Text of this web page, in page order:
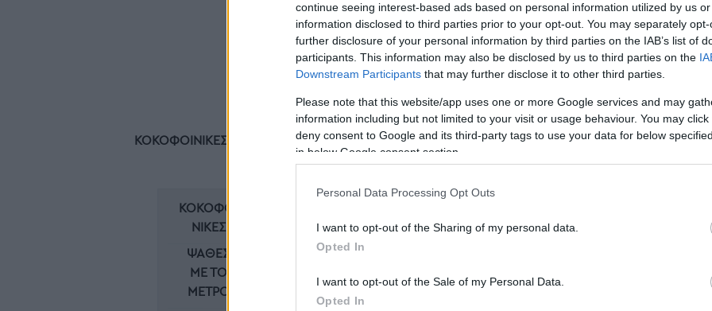
continue seeing interest-based ads based on personal information utilized by us
information disclosed to third parties prior to your opt-out. You may separately
further disclosure of your personal information by third parties on the IAB’s list of
participants. This information may also be disclosed by us to third parties on the
Downstream Participants that may further disclose it to other third parties.
Please note that this website/app uses one or more Google services and may
information including but not limited to your visit or usage behaviour. You may
deny consent to Google and its third-party tags to use your data for below
in below Google consent section.
Personal Data Processing Opt Outs
I want to opt-out of the Sharing of my personal data.
Opted In
I want to opt-out of the Sale of my Personal Data.
Opted In
Τ
ΡΕΤΑΛΙΑ
ΚΟΚΟΦΟΊΝΙΚΕΣ & ΨΆΘΕΣ
ΚΟΚΟΦΟΊ
ΝΙΚΕΣ
ΨΆΘΕΣ
ΜΕ ΤΟ
ΜΈΤΡΟ